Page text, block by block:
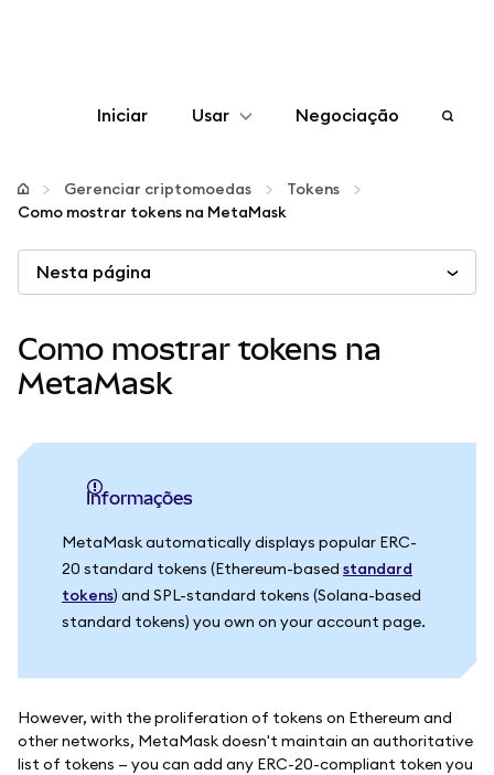
Iniciar Usar
Configurar
Mais web3
Fique em segurança
Negociação
Gerenciar criptomoedas
Tokens
Como mostrar tokens na MetaMask
Nesta página
Como mostrar tokens na
MetaMask
informações
MetaMask automatically displays popular ERC-
20 standard tokens (Ethereum-based standard
tokens) and SPL-standard tokens (Solana-based
standard tokens) you own on your account page.
However, with the proliferation of tokens on Ethereum and
other networks, MetaMask doesn't maintain an authoritative
list of tokens — you can add any ERC-20-compliant token you